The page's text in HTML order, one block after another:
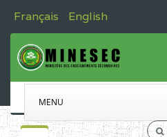
Français English
MENU